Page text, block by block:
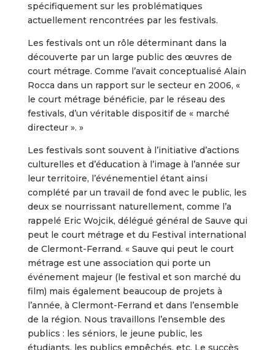
spécifiquement sur les problématiques
actuellement rencontrées par les festivals.
Les festivals ont un rôle déterminant dans la
découverte par un large public des œuvres de
court métrage. Comme l’avait conceptualisé Alain
Rocca dans un rapport sur le secteur en 2006, «
le court métrage bénéficie, par le réseau des
festivals, d’un véritable dispositif de « marché
directeur ». »
Les festivals sont souvent à l’initiative d’actions
culturelles et d’éducation à l’image à l’année sur
leur territoire, l’événementiel étant ainsi
complété par un travail de fond avec le public, les
deux se nourrissant naturellement, comme l’a
rappelé Eric Wojcik, délégué général de Sauve qui
peut le court métrage et du Festival international
de Clermont-Ferrand. « Sauve qui peut le court
métrage est une association qui porte un
événement majeur (le festival et son marché du
film) mais également beaucoup de projets à
l’année, à Clermont-Ferrand et dans l’ensemble
de la région. Nous travaillons l’ensemble des
publics : les séniors, le jeune public, les
étudiants, les publics empêchés, etc. Le succès